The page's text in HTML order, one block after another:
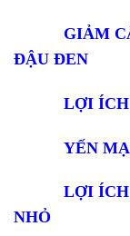
GIẢM
ĐẬU ĐEN
LỢI ÍCH
YẾN
LỢI
NHỎ